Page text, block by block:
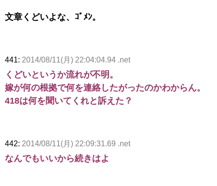
文章くどいよな、ｺﾞﾒﾝ。
441: 2014/08/11(月) 22:04:04.94 .net
くどいというか流れが不明。
嫁が何の根拠で何を連絡したがったのかわからん。
418は何を聞いてくれと訴えた？
442: 2014/08/11(月) 22:09:31.69 .net
なんでもいいから続きはよ